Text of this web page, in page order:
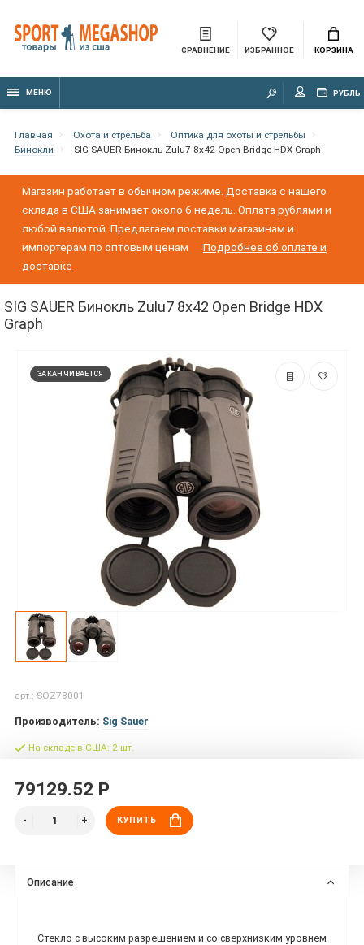
СРАВНЕНИЕ ИЗБРАННОЕ КОРЗИНА
МЕНЮ РУБЛЬ
Главная Охота и стрельба
Оптика для охоты и стрельбы
Бинокли
SIG SAUER Бинокль Zulu7 8x42 Open Bridge HDX Graph
Магазин работает в обычном режиме. Доставка с нашего
склада в США занимает около 6 недель. Оплата рублями и
любой валютой. Предлагаем поставки магазинам и
импортерам по оптовым ценам
Подробнее об оплате и
доставке
SIG SAUER Бинокль Zulu7 8x42 Open Bridge HDX
Graph
ЗАКАНЧИВАЕТСЯ
арт.: SOZ78001
Производитель: Sig Sauer
На складе в США: 2 шт.
79129.52 Р
КУПИТЬ
Описание
Стекло с высоким разрешением и со сверхнизким уровнем